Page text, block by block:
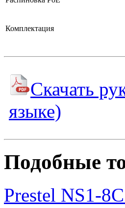
Комплектация
Скачать
языке)
Подобные
Prestel NS1-